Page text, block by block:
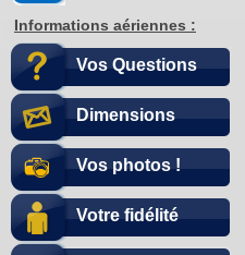
Informations aériennes :
Vos Questions
Dimensions
Vos photos !
Votre fidélité